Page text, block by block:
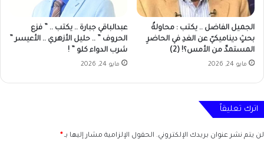
الجميل الفاضل .. يكتب : محاولةٌ
بحثٍ ديناميكيّ عن الغدِ في الحاضرِ
المستمدِّ من الأمس؟! (2)
مايو 24, 2026
عبدالباقي جبارة .. يكتب .. ” فزع
الحروف ” .. حليل الأزهري .. الأعيسر ”
شرب الدواء كلو ” !
مايو 24, 2026
اترك تعليقاً
لن يتم نشر عنوان بريدك الإلكتروني. الحقول الإلزامية مشار إليها بـ *